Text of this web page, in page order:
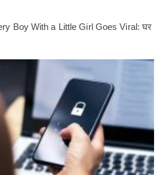
Boy With a Little Girl Goes Viral: घर